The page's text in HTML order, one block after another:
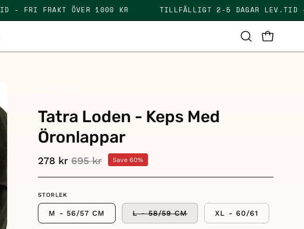
- FRI FRAKT ÖVER 1000 KR TILLFÄLLIGT 2-5 DAGAR
Open
search
OPEN
Tatra Loden - Keps Med
Öronlappar
278 kr 695 kr Save60%
STORLEK
M - 56/57 CM L - 58/59 CM XL - 60/61